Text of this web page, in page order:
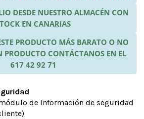
DESDE NUESTRO ALMACÉN CON
EN CANARIAS
PRODUCTO MÁS BARATO O NO
PRODUCTO CONTÁCTANOS EN EL
617 42 92 71
de Información de seguridad